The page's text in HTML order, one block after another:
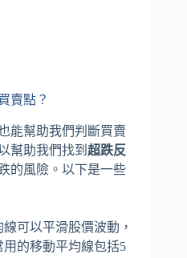
賣點？
能幫助我們判斷買賣
幫助我們找到 超跌反
的風險。以下是一些
可以平滑股價波動，
的移動平均線包括5